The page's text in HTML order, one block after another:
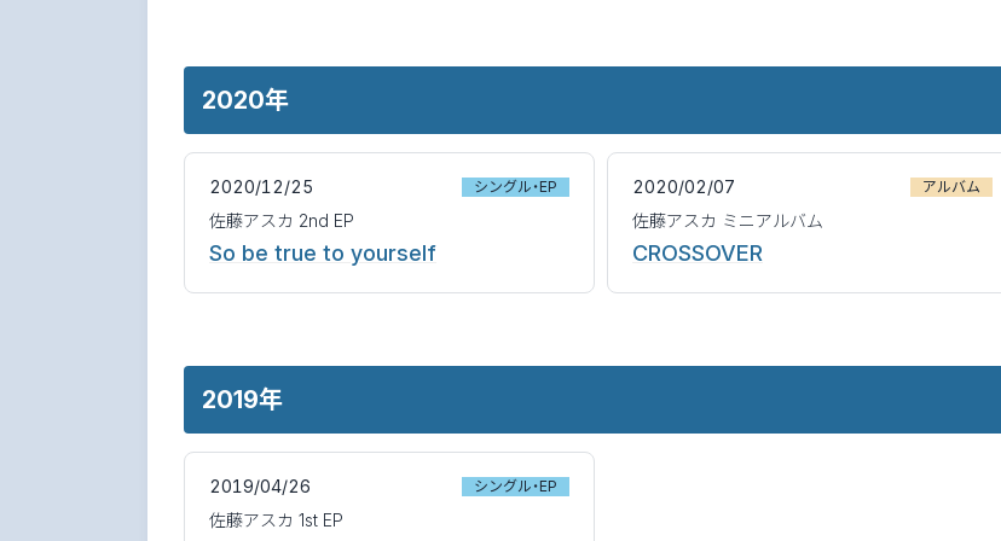
2020年
2020/12/25 シングル・EP
佐藤アスカ 2nd EP
So be true to yourself
2020/02/07 アルバム
佐藤アスカ ミニアルバム
CROSSOVER
2019年
2019/04/26 シングル・EP
佐藤アスカ 1st EP